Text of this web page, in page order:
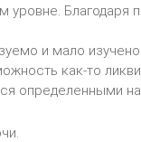
Благодаря
и мало
как-то
определенными